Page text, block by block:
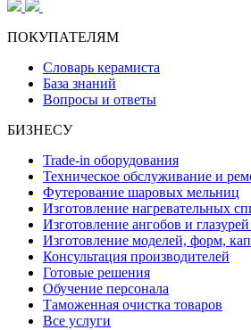
ПОКУПАТЕЛЯМ
Словарь керамиста
База знаний
Вопросы и ответы
БИЗНЕСУ
Trade-in оборудования
Техническое обслуживание и
Футерование шаровых мельниц
Изготовление нагревательных
Изготовление ангобов и глазурей
Изготовление моделей, форм,
Консультация производителей
Готовые решения
Обучение персонала
Таможенная очистка товаров
Все услуги